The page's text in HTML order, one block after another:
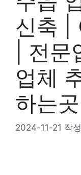
신축 |
| 전
업체
하는
2024-11-21 작